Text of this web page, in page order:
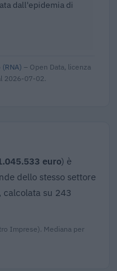
dall'epidemia di
– Open Data, licenza
2026-07-02.
euro) è
dello stesso settore
calcolata su 243
Imprese). Mediana per